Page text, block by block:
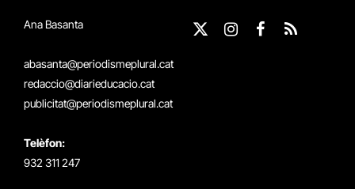
Ana Basanta
abasanta@periodismeplural.cat
redaccio@diarieducacio.cat
publicitat@periodismeplural.cat
Telèfon:
932 311 247
X
Instagram
Facebook
RSS